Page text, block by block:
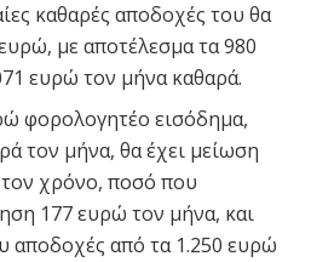
καθαρές αποδοχές του θα
με αποτέλεσμα τα 980
ευρώ τον μήνα καθαρά.
φορολογητέο εισόδημα,
τον μήνα, θα έχει μείωση
χρόνο, ποσό που
177 ευρώ τον μήνα, και
αποδοχές από τα 1.250 ευρώ